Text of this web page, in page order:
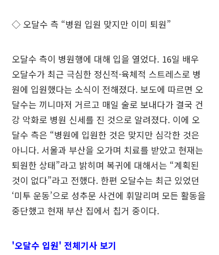
◇ 오달수 측 “병원 입원 맞지만 이미 퇴원”
오달수 측이 병원행에 대해 입을 열었다. 16일 배우
오달수가 최근 극심한 정신적·육체적 스트레스로 병
원에 입원했다는 소식이 전해졌다. 보도에 따르면 오
달수는 끼니마저 거르고 매일 술로 보내다가 결국 건
강 악화로 병원 신세를 진 것으로 알려졌다. 이에 오
달수 측은 “병원에 입원한 것은 맞지만 심각한 것은
아니다. 서울과 부산을 오가며 치료를 받았고 현재는
퇴원한 상태”라고 밝히며 복귀에 대해서는 “계획된
것이 없다”라고 전했다. 한편 오달수는 최근 있었던
‘미투 운동’으로 성추문 사건에 휘말리며 모든 활동을
중단했고 현재 부산 집에서 칩거 중이다.
'오달수 입원' 전체기사 보기